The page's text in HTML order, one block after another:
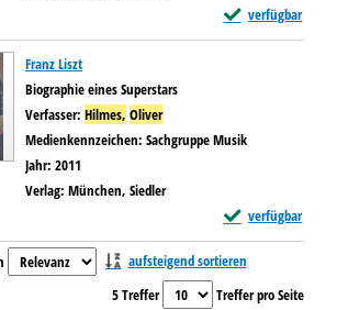
verfügbar
Exemplar-Details
Franz Liszt
Biographie eines Superstars
Verfasser: Hilmes, OliverSuche nach diesem Verfasser
Medienkennzeichen: Sachgruppe Musik
Jahr: 2011
Verlag: München, Siedler
verfügbar
Exemplar-Details
springen
aufsteigend sortieren
5 Treffer
Treffer pro Seite